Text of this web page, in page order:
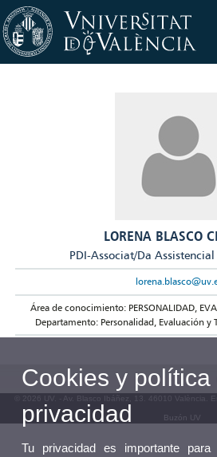
LORENA BLASCO
PDI-Associat/Da
Área de conocimiento: PERSONALIDAD,
Departamento: Personalidad, Evaluación y
© 2026 UV. - Av. Blasco Ibáñez, 13. 46010 València.
Buzón UV
Cookies y política
privacidad
Tu privacidad es importante